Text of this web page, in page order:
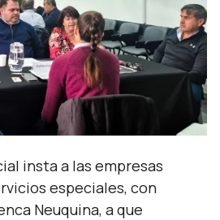
insta a las empresas
especiales, con
Neuquina, a que